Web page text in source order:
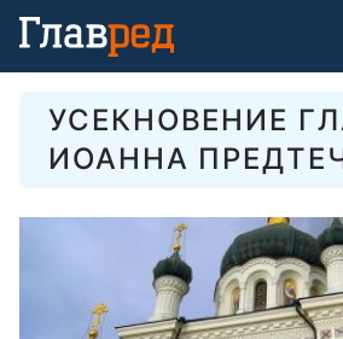
УСЕКНОВЕНИЕ
ИОАННА